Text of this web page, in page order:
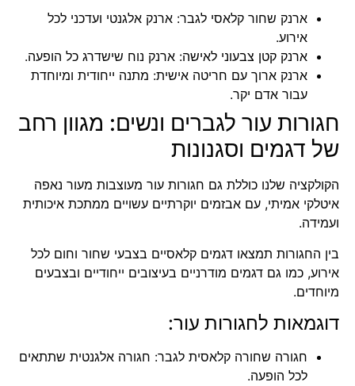
ארנק שחור קלאסי לגבר: ארנק אלגנטי ועדכני לכל
אירוע.
ארנק קטן צבעוני לאישה: ארנק נוח שישדרג כל הופעה.
ארנק ארוך עם חריטה אישית: מתנה ייחודית ומיוחדת
עבור אדם יקר.
חגורות עור לגברים ונשים: מגוון רחב
של דגמים וסגנונות
הקולקציה שלנו כוללת גם חגורות עור מעוצבות מעור נאפה
איטלקי אמיתי, עם אבזמים יוקרתיים עשויים ממתכת איכותית
ועמידה.
בין החגורות תמצאו דגמים קלאסיים בצבעי שחור וחום לכל
אירוע, כמו גם דגמים מודרניים בעיצובים ייחודיים ובצבעים
מיוחדים.
דוגמאות לחגורות עור:
חגורה שחורה קלאסית לגבר: חגורה אלגנטית שתתאים
לכל הופעה.